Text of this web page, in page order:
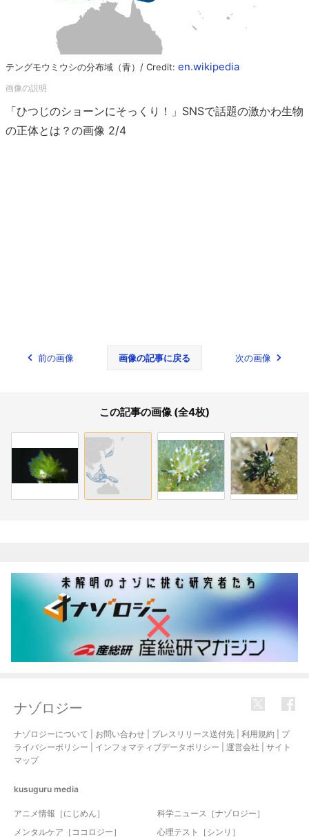
テングモウミウシの分布域（青）/ Credit: en.wikipedia
「ひつじのショーンにそっくり！」SNSで話題の激かわ生物
の正体とは？の画像 2/4
前の画像 画像の記事に戻る 次の画像
この記事の画像 (全4枚)
ナゾロジー
ナゾロジーについて お問い合わせ プレスリリース送付先 利用規約
プ
ライバシーポリシー
インフォマティブデータポリシー 運営会社
サイト
マップ
kusuguru media
アニメ情報［にじめん］
科学ニュース［ナゾロジー］
メンタルケア［ココロジー］
心理テスト［シンリ］